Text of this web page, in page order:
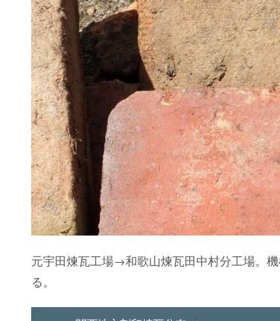
元宇田煉瓦工場→和歌山煉瓦田中村分工場。
る。